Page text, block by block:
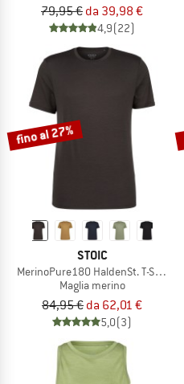
79,95 € da 39,98 €
4,9(22)
fino al 27%
STOIC
MerinoPure180 HaldenSt. T-Shirt
Maglia merino
84,95 € da 62,01 €
5,0(3)